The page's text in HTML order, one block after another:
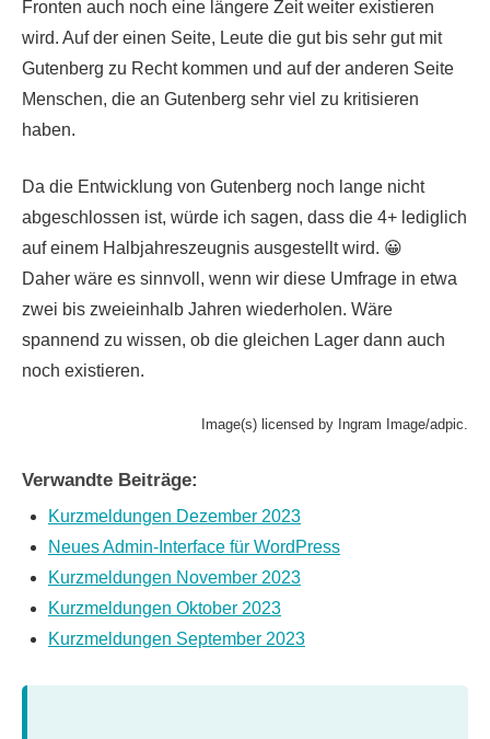
Fronten auch noch eine längere Zeit weiter existieren
wird. Auf der einen Seite, Leute die gut bis sehr gut mit
Gutenberg zu Recht kommen und auf der anderen Seite
Menschen, die an Gutenberg sehr viel zu kritisieren
haben.
Da die Entwicklung von Gutenberg noch lange nicht
abgeschlossen ist, würde ich sagen, dass die 4+ lediglich
auf einem Halbjahreszeugnis ausgestellt wird. 😀
Daher wäre es sinnvoll, wenn wir diese Umfrage in etwa
zwei bis zweieinhalb Jahren wiederholen. Wäre
spannend zu wissen, ob die gleichen Lager dann auch
noch existieren.
Image(s) licensed by Ingram Image/adpic.
Verwandte Beiträge:
Kurzmeldungen Dezember 2023
Neues Admin-Interface für WordPress
Kurzmeldungen November 2023
Kurzmeldungen Oktober 2023
Kurzmeldungen September 2023